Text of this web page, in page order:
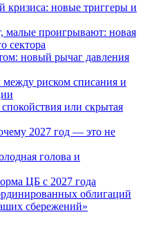
кризиса: новые триггеры и
проигрывают: новая
сектора
новый рычаг давления
между риском списания и
или скрытая
2027 год — это не
голова и
ЦБ с 2027 года
облигаций
сбережений»